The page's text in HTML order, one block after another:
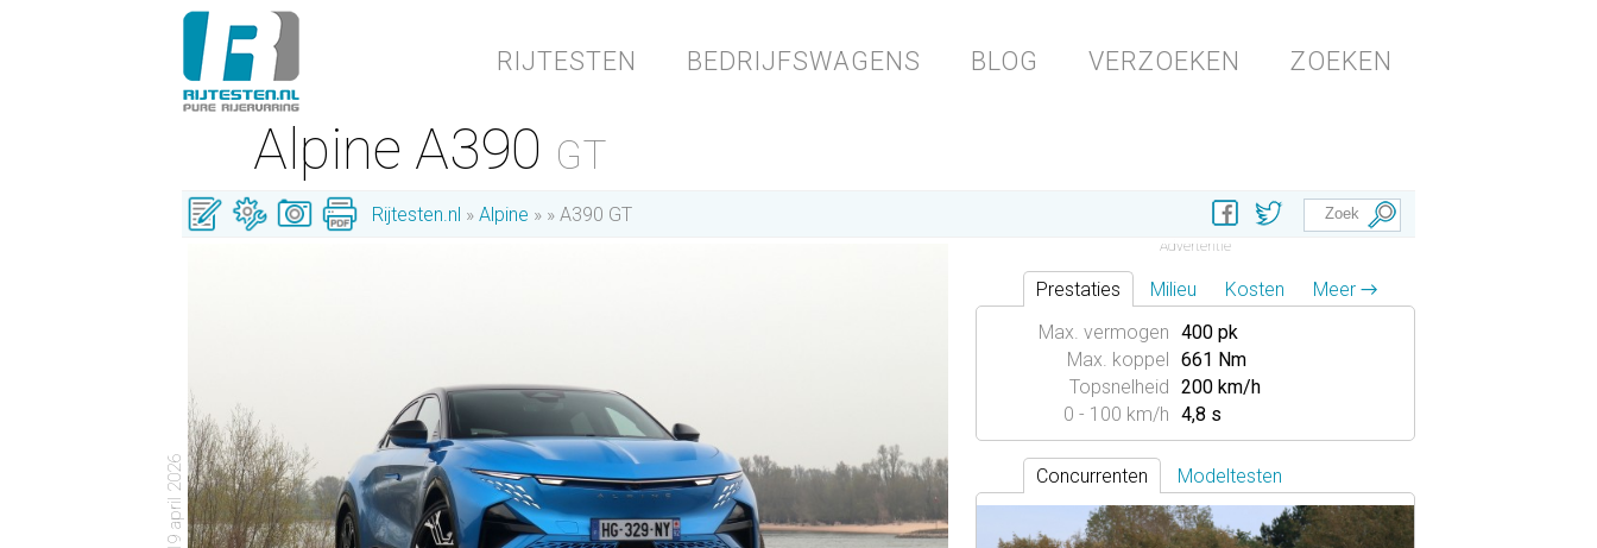
RIJTESTEN BEDRIJFSWAGENS BLOG VERZOEKEN ZOEKEN
Alpine A390 GT
Rijtesten.nl Alpine A390 GT
- 19 april 2026
Prestaties Milieu Kosten
Meer →
Max. vermogen 400 pk
Max. koppel 661 Nm
Topsnelheid 200 km/h
0 - 100 km/h 4,8 s
Concurrenten Modeltesten